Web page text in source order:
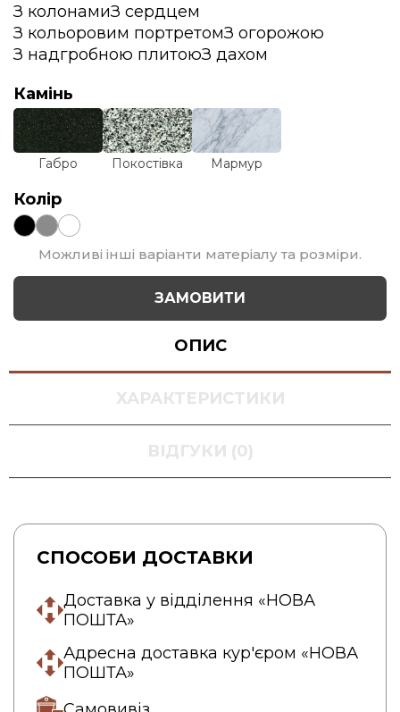
З колонамиЗ сердцем
З кольоровим портретомЗ огорожою
З надгробною плитоюЗ дахом
Камінь
Габро Покостівка Мармур
Колір
Можливі інші варіанти матеріалу та розміри.
ЗАМОВИТИ
ОПИС
ХАРАКТЕРИСТИКИ
ВІДГУКИ (0)
СПОСОБИ ДОСТАВКИ
Доставка у відділення «НОВА
ПОШТА»
Адресна доставка кур'єром «НОВА
ПОШТА»